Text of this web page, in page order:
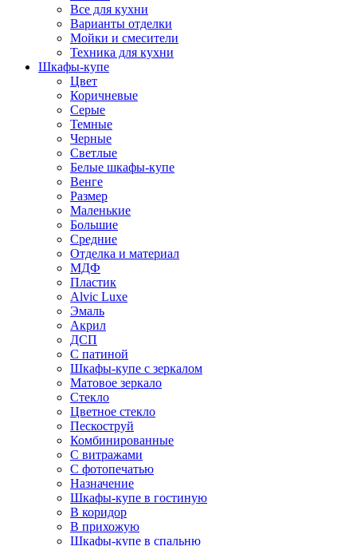
Все для кухни
Варианты отделки
Мойки и смесители
Техника для кухни
Шкафы-купе
Цвет
Коричневые
Серые
Темные
Черные
Светлые
Белые шкафы-купе
Венге
Размер
Маленькие
Большие
Средние
Отделка и материал
МДФ
Пластик
Alvic Luxe
Эмаль
Акрил
ДСП
С патиной
Шкафы-купе с зеркалом
Матовое зеркало
Стекло
Цветное стекло
Пескоструй
Комбинированные
С витражами
С фотопечатью
Назначение
Шкафы-купе в гостиную
В коридор
В прихожую
Шкафы-купе в спальню